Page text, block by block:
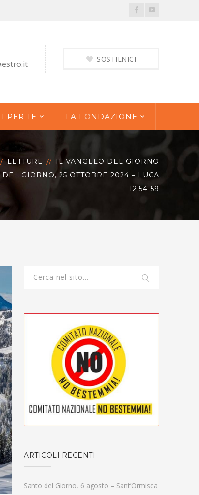
FacebookYoutube
SOSTIENICI
PER TE LA FONDAZIONE
LETTURE
IL VANGELO DEL GIORNO
GIORNO, 25 OTTOBRE 2024 – LUCA
12,54-59
ARTICOLI RECENTI
Santo del Giorno, 6 agosto – Sant’Ormisda